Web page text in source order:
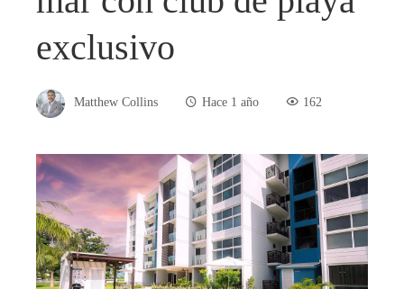
exclusivo
Matthew Collins Hace 1 año 162